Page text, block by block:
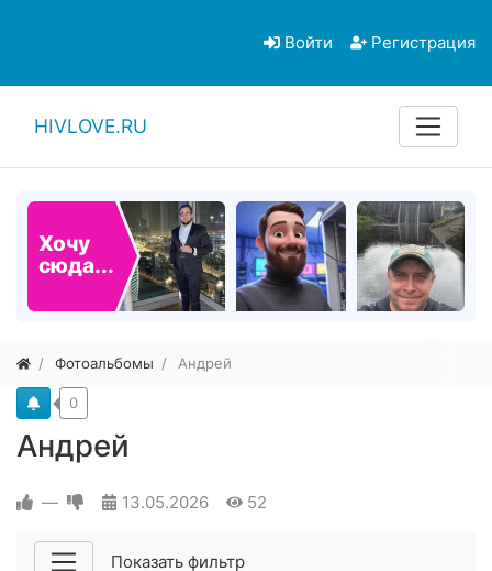
Войти Регистрация
HIVLOVE.RU
Хочу
сюда...
Фотоальбомы Андрей
Андрей
0
— 13.05.2026 52
Показать фильтр